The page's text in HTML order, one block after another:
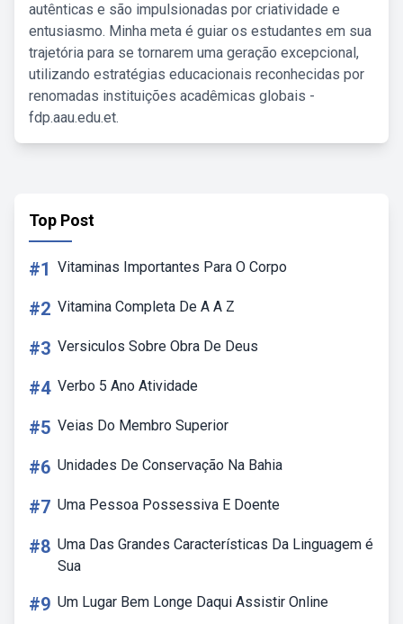
autênticas e são impulsionadas por criatividade e
entusiasmo. Minha meta é guiar os estudantes em sua
trajetória para se tornarem uma geração excepcional,
utilizando estratégias educacionais reconhecidas por
renomadas instituições acadêmicas globais -
fdp.aau.edu.et.
Top Post
#1 Vitaminas Importantes Para O Corpo
#2 Vitamina Completa De A A Z
#3 Versiculos Sobre Obra De Deus
#4 Verbo 5 Ano Atividade
#5 Veias Do Membro Superior
#6 Unidades De Conservação Na Bahia
#7 Uma Pessoa Possessiva E Doente
#8 Uma Das Grandes Características Da Linguagem é
Sua
#9 Um Lugar Bem Longe Daqui Assistir Online